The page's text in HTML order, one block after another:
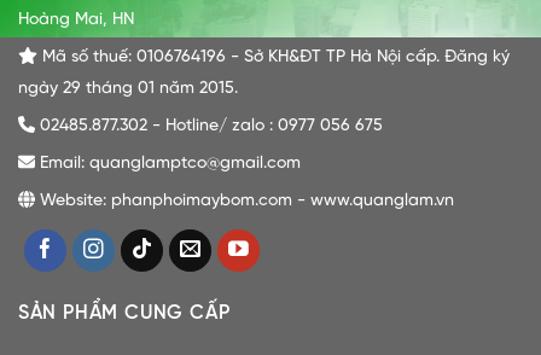
Hoàng Mai, HN
Mã số thuế: 0106764196 - Sở KH&ĐT TP Hà Nội cấp. Đăng ký
ngày 29 tháng 01 năm 2015.
02485.877.302 - Hotline/ zalo : 0977 056 675
Email: quanglamptco@gmail.com
Website: phanphoimaybom.com - www.quanglam.vn
SẢN PHẨM CUNG CẤP